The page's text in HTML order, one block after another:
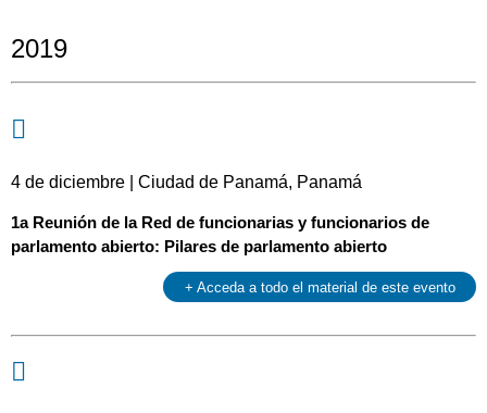
2019
4 de diciembre | Ciudad de Panamá, Panamá
1a Reunión de la Red de funcionarias y funcionarios de
parlamento abierto: Pilares de parlamento abierto
+ Acceda a todo el material de este evento